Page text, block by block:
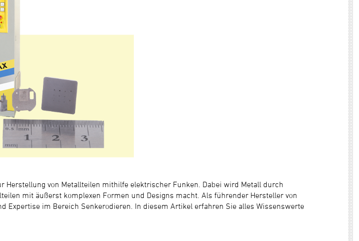
Herstellung von Metallteilen mithilfe elektrischer Funken. Dabei wird Metall durch
mit äußerst komplexen Formen und Designs macht. Als führender Hersteller von
Expertise im Bereich Senkerodieren. In diesem Artikel erfahren Sie alles Wissenswerte